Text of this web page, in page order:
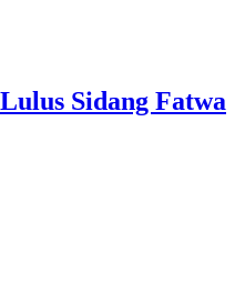
Sidang Fatwa